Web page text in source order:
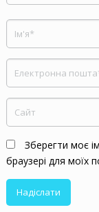
Зберегти моє
браузері для моїх